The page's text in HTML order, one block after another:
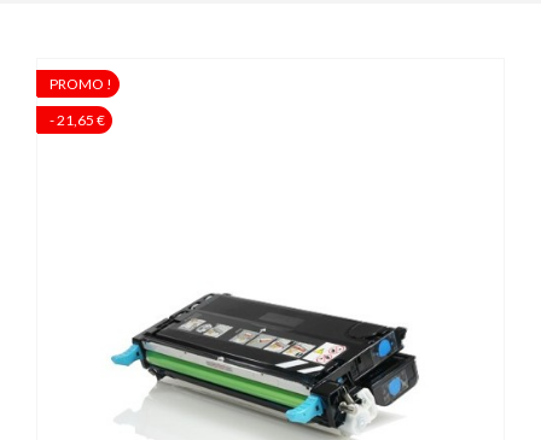
PROMO !
- 21,65 €
PROMO !
- 21,65 €